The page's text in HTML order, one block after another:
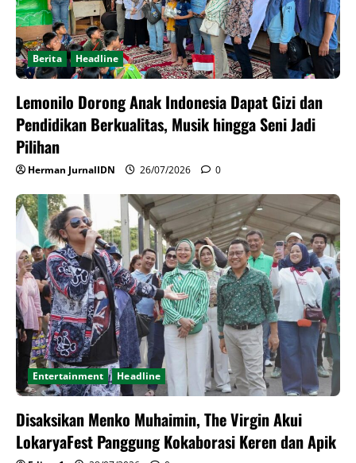
Berita Headline
Lemonilo Dorong Anak Indonesia Dapat Gizi dan
Pendidikan Berkualitas, Musik hingga Seni Jadi
Pilihan
Herman JurnalIDN 26/07/2026 0
Entertainment Headline
Disaksikan Menko Muhaimin, The Virgin Akui
LokaryaFest Panggung Kokaborasi Keren dan Apik